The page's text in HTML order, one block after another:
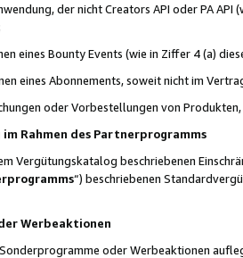
der nicht Creators API oder PA
eines Bounty Events (wie in Ziffer 4 (a)
eines Abonnements, soweit nicht im
oder Vorbestellungen von
Rahmen des Partnerprogramms
Vergütungskatalog beschriebenen
“) beschriebenen
Werbeaktionen
oder Werbeaktionen